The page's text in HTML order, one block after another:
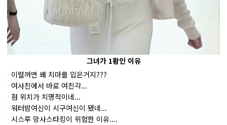
그녀가 1황인 이유
· 이럴꺼면 왜 치마를 입은거지???
· 여사친에서 바로 여친각...
· 점 위치가 치명적이네...
· 워터밤여신이 시구여신이 됐네...
· 시스루 망사스타킹이 위험한 이유....